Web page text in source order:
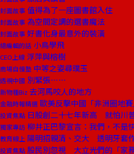
封面故事 值得為了一座圖書館入住
封面故事 為空間定調的選書魔法
封面故事 好書化身最意外的裝潢
總編輯的話 小鳥學飛
CEO上線 浮萍與榕樹
商場自慢塾 中等之姿尋璞玉
透視中國 別緊張……
新物種Biz 去河馬咬人的地方
金融時報精選 歐美反擊中國「非洲圈地賽
投資焦點 日股創二十七年新高 就怕川
獨家專訪 柳井正巴黎宣言：我們，不是
教育線上 陽明招親清、交大 透明牙套
投資焦點 股民別忽視 大立光們的「家務